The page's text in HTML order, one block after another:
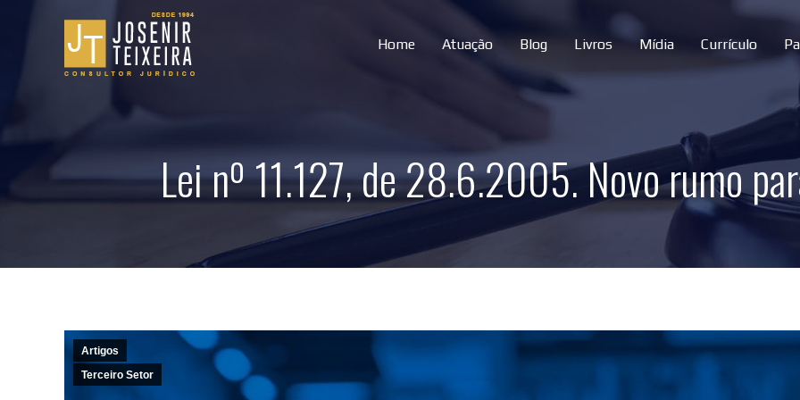
Home Atuação Blog Livros Mídia Currículo
Lei nº 11.127, de 28.6.2005. Novo rumo
Artigos
Terceiro Setor